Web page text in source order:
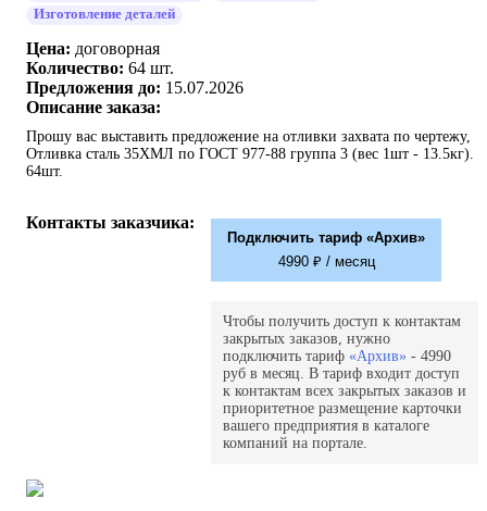
Изготовление деталей
Цена: договорная
Количество: 64 шт.
Предложения до: 15.07.2026
Описание заказа:
Прошу вас выставить предложение на отливки захвата по чертежу,
Отливка сталь 35ХМЛ по ГОСТ 977-88 группа 3 (вес 1шт - 13.5кг).
64шт.
Контакты заказчика:
Подключить тариф «Архив»
4990 ₽ / месяц
Чтобы получить доступ к контактам
закрытых заказов, нужно
подключить тариф «Архив» - 4990
руб в месяц. В тариф входит доступ
к контактам всех закрытых заказов и
приоритетное размещение карточки
вашего предприятия в каталоге
компаний на портале.